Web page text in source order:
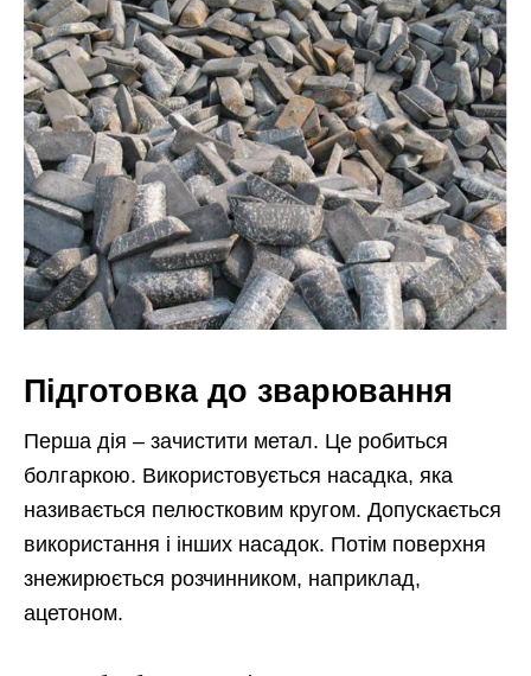
Підготовка до зварювання
Перша дія – зачистити метал. Це робиться
болгаркою. Використовується насадка, яка
називається пелюстковим кругом. Допускається
використання і інших насадок. Потім поверхня
знежирюється розчинником, наприклад,
ацетоном.